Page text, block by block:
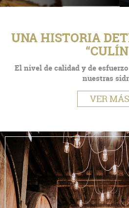
UNA HISTORIA
El nivel de calidad y de
nuestras
VER MÁS